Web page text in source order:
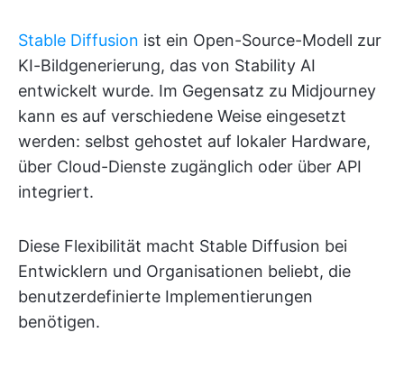
Stable Diffusion ist ein Open-Source-Modell zur
KI-Bildgenerierung, das von Stability AI
entwickelt wurde. Im Gegensatz zu Midjourney
kann es auf verschiedene Weise eingesetzt
werden: selbst gehostet auf lokaler Hardware,
über Cloud-Dienste zugänglich oder über API
integriert.
Diese Flexibilität macht Stable Diffusion bei
Entwicklern und Organisationen beliebt, die
benutzerdefinierte Implementierungen
benötigen.